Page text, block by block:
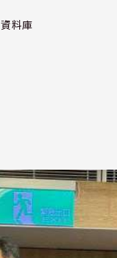
資料庫